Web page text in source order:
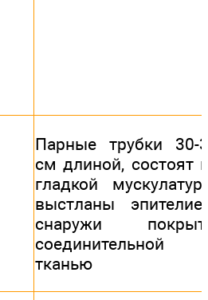
Парные трубки 30-
см длиной, состоят
гладкой
выстланы
снаружи
соединительной
тканью